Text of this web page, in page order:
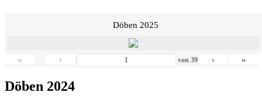
Döben 2025
« ‹ von 39 › »
Döben 2024